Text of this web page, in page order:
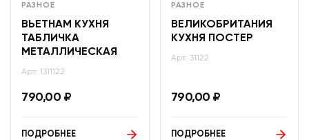
РАЗНОЕ
ВЬЕТНАМ КУХНЯ
ТАБЛИЧКА
МЕТАЛЛИЧЕСКАЯ
Арт: 1311122
790,00 ₽
ПОДРОБНЕЕ
РАЗНОЕ
ВЕЛИКОБРИТАНИЯ
КУХНЯ ПОСТЕР
Арт: 31122
790,00 ₽
ПОДРОБНЕЕ